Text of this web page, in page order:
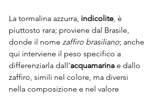
La tormalina azzurra, indicolite, è
piuttosto rara; proviene dal Brasile,
donde il nome zaffiro brasiliano; anche
qui interviene il peso specifico a
differenziarla dall’acquamarina e dallo
zaffiro, simili nel colore, ma diversi
nella composizione e nel valore